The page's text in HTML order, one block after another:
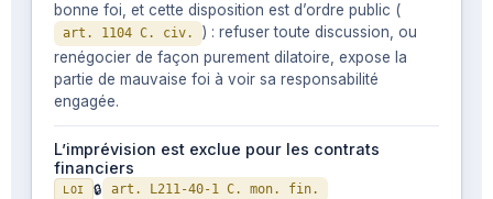
bonne foi, et cette disposition est d’ordre public (
art. 1104 C. civ.
) : refuser toute discussion, ou
renégocier de façon purement dilatoire, expose la
partie de mauvaise foi à voir sa responsabilité
engagée.
L’imprévision est exclue pour les contrats
financiers
LOI 🔒 art. L211-40-1 C. mon. fin.